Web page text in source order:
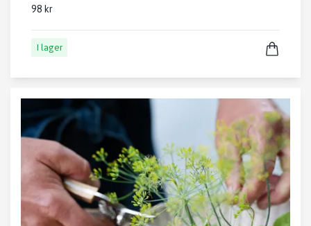
98 kr
I lager